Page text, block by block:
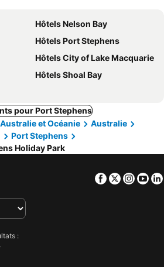
Hôtels Nelson Bay
Hôtels Port Stephens
Hôtels City of Lake Macquarie
Hôtels Shoal Bay
pour Port Stephens
Australie et Océanie
Australie
Port Stephens
Holiday Park
Facebook
Twitter
: